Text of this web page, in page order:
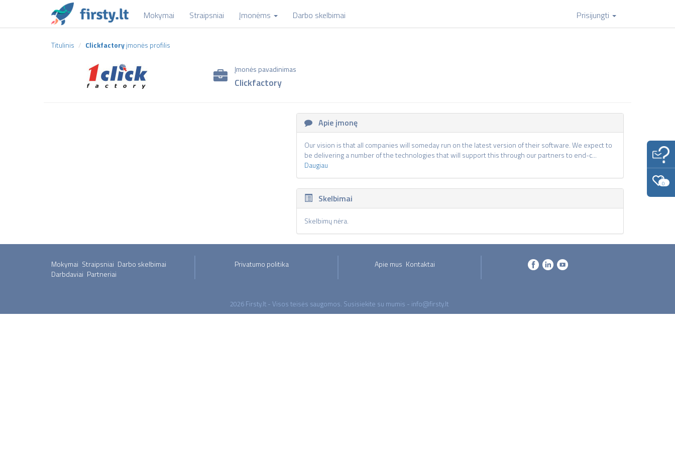
Mokymai Straipsniai Įmonėms Darbo skelbimai Prisijungti
Titulinis Clickfactoryįmonės profilis
Įmonės pavadinimas
Clickfactory
Apie įmonę
Our vision is that all companies will someday run on the latest version of their software. We expect to
be delivering a number of the technologies that will support this through our partners to end-c...
Daugiau
Skelbimai
Skelbimų nėra.
0
Mokymai Straipsniai Darbo skelbimai
Darbdaviai Partneriai
Privatumo politika Apie mus Kontaktai
2026 Firsty.lt - Visos teisės saugomos. Susisiekite su mumis - info@firsty.lt